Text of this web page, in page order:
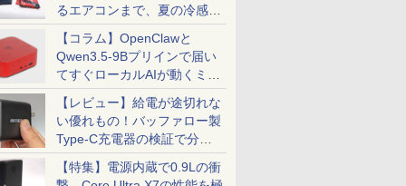
るエアコンまで、夏の冷感グ
ッズ一挙紹介
【コラム】OpenClawと
Qwen3.5-9Bプリインで届い
てすぐローカルAIが動くミニ
PC「SER9 Pro」
【レビュー】給電が途切れな
い優れもの！バッファロー製
Type-C充電器の検証で分か
ったこと
【特集】電源内蔵で0.9Lの衝